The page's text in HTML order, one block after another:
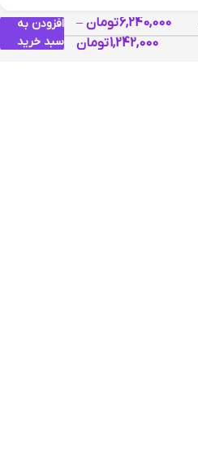
6,240,000تومان –
1,242,000تومان
افزودن به
سبد خرید